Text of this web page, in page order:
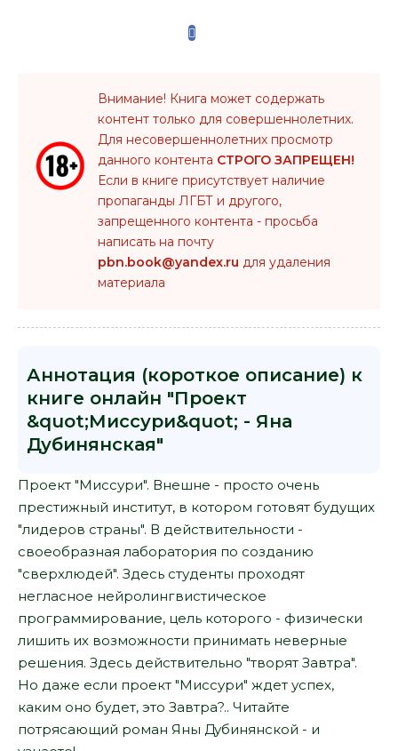
Внимание! Книга может содержать
контент только для совершеннолетних.
Для несовершеннолетних просмотр
данного контента СТРОГО ЗАПРЕЩЕН!
Если в книге присутствует наличие
пропаганды ЛГБТ и другого,
запрещенного контента - просьба
написать на почту
pbn.book@yandex.ru для удаления
материала
Аннотация (короткое описание) к
книге онлайн "Проект
&quot;Миссури&quot; - Яна
Дубинянская"
Проект "Миссури". Внешне - просто очень
престижный институт, в котором готовят будущих
"лидеров страны". В действительности -
своеобразная лаборатория по созданию
"сверхлюдей". Здесь студенты проходят
негласное нейролингвистическое
программирование, цель которого - физически
лишить их возможности принимать неверные
решения. Здесь действительно "творят Завтра".
Но даже если проект "Миссури" ждет успех,
каким оно будет, это Завтра?.. Читайте
потрясающий роман Яны Дубинянской - и